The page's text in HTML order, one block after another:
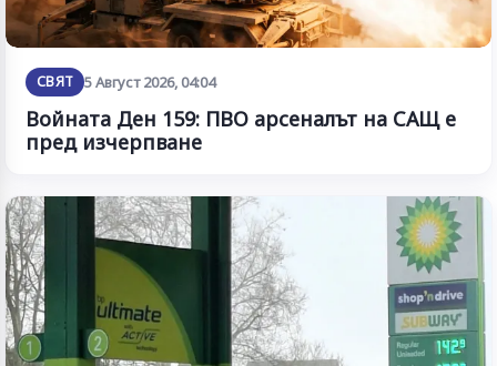
СВЯТ 5 Август 2026, 04:04
Войната Ден 159: ПВО арсеналът на САЩ е
пред изчерпване